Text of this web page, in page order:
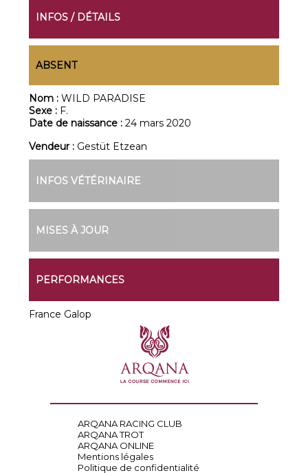
INFOS / DÉTAILS
ABSENT
Nom :WILD PARADISE
Sexe : F.
Date de naissance :24 mars 2020
Vendeur : Gestüt Etzean
INFOS VÉTÉRINAIRE
MISES À JOUR
PERFORMANCES
France Galop
ARQANA RACING CLUB
ARQANA TROT
ARQANA ONLINE
Mentions légales
Politique de confidentialité